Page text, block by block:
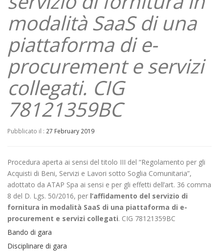
modalità SaaS di una
piattaforma di e-
procurement e servizi
collegati. CIG
78121359BC
Pubblicato il : 27 February 2019
Procedura aperta ai sensi del titolo III del “Regolamento per gli
Acquisti di Beni, Servizi e Lavori sotto Soglia Comunitaria”,
adottato da ATAP Spa ai sensi e per gli effetti dell’art. 36 comma
8 del D. Lgs. 50/2016, per l’affidamento del servizio di
fornitura in modalità SaaS di una piattaforma di e-
procurement e servizi collegati. CIG 78121359BC
Bando di gara
Disciplinare di gara